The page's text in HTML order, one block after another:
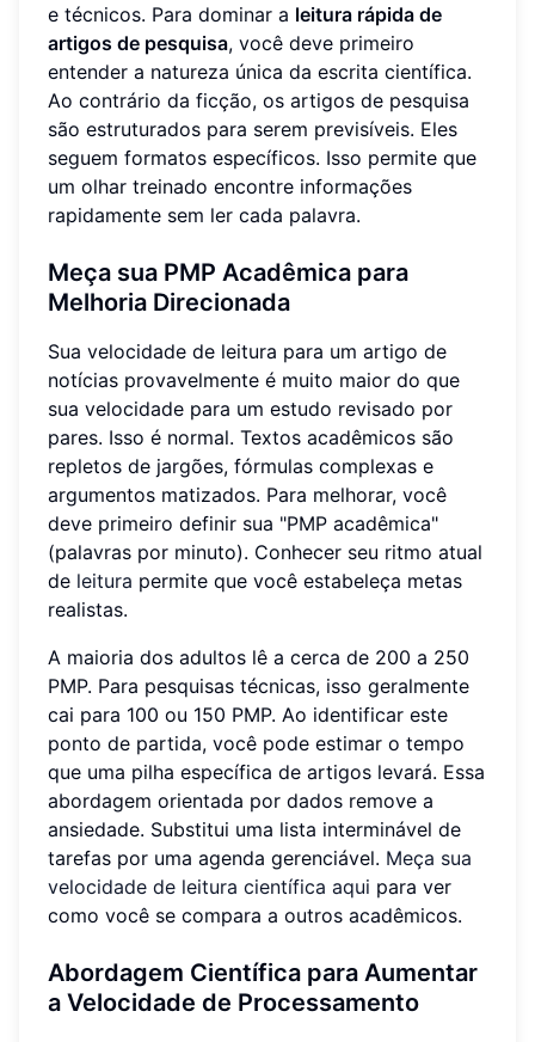
e técnicos. Para dominar a leitura rápida de
artigos de pesquisa, você deve primeiro
entender a natureza única da escrita científica.
Ao contrário da ficção, os artigos de pesquisa
são estruturados para serem previsíveis. Eles
seguem formatos específicos. Isso permite que
um olhar treinado encontre informações
rapidamente sem ler cada palavra.
Meça sua PMP Acadêmica para
Melhoria Direcionada
Sua velocidade de leitura para um artigo de
notícias provavelmente é muito maior do que
sua velocidade para um estudo revisado por
pares. Isso é normal. Textos acadêmicos são
repletos de jargões, fórmulas complexas e
argumentos matizados. Para melhorar, você
deve primeiro definir sua "PMP acadêmica"
(palavras por minuto). Conhecer seu ritmo atual
de leitura permite que você estabeleça metas
realistas.
A maioria dos adultos lê a cerca de 200 a 250
PMP. Para pesquisas técnicas, isso geralmente
cai para 100 ou 150 PMP. Ao identificar este
ponto de partida, você pode estimar o tempo
que uma pilha específica de artigos levará. Essa
abordagem orientada por dados remove a
ansiedade. Substitui uma lista interminável de
tarefas por uma agenda gerenciável. Meça sua
velocidade de leitura científica aqui para ver
como você se compara a outros acadêmicos.
Abordagem Científica para Aumentar
a Velocidade de Processamento